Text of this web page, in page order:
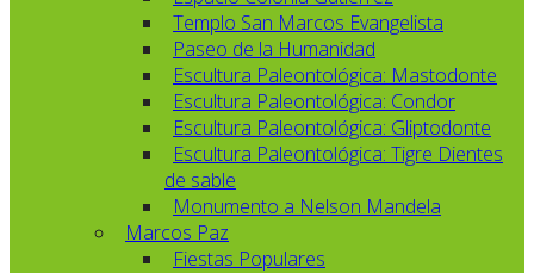
Templo San Marcos Evangelista
Paseo de la Humanidad
Escultura Paleontológica: Mastodonte
Escultura Paleontológica: Condor
Escultura Paleontológica: Gliptodonte
Escultura Paleontológica: Tigre Dientes
de sable
Monumento a Nelson Mandela
Marcos Paz
Fiestas Populares